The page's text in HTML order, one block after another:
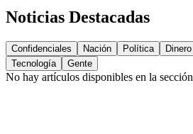
Noticias Destacadas
Confidenciales Nación Política Dinero
Tecnología
Gente
No hay artículos disponibles en la sección